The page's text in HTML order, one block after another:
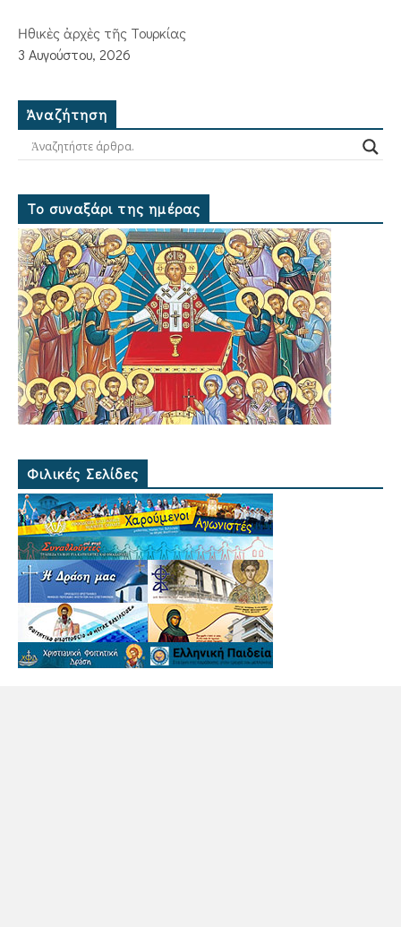
Ἠθικὲς ἀρχὲς τῆς Τουρκίας
3 Αυγούστου, 2026
Ἀναζήτηση
Το συναξάρι της ημέρας
Φιλικές Σελίδες